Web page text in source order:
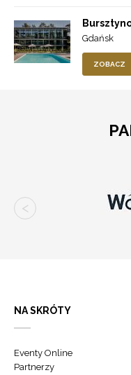
Gdańsk
ZOBACZ
NA SKRÓTY
Eventy Online
Partnerzy